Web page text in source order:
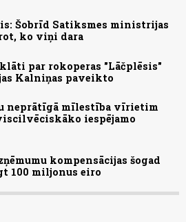
Šobrīd Satiksmes ministrijas
ko viņi dara
par rokoperas "Lāčplēsis"
Kalniņas paveikto
neprātīgā mīlestība vīrietim
iespējamo
kompensācijas šogad
100 miljonus eiro